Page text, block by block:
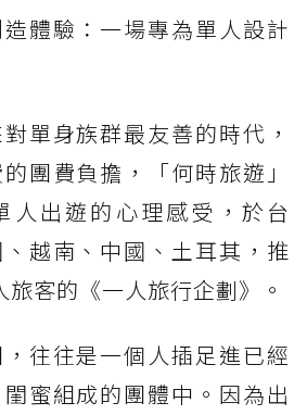
體驗：一場專為單人設計
單身族群最友善的時代，
團費負擔，「何時旅遊」
人出遊的心理感受，於台
越南、中國、土耳其，推
客的《一人旅行企劃》。
往往是一個人插足進已經
蜜組成的團體中。因為出